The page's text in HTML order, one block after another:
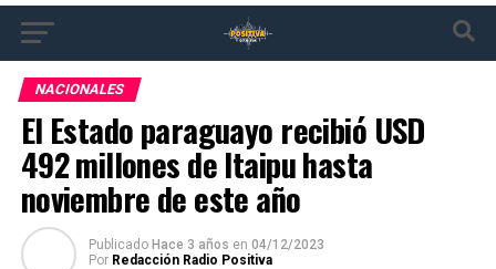
NACIONALES
El Estado paraguayo recibió USD
492 millones de Itaipu hasta
noviembre de este año
Publicado Hace 3 años en 04/12/2023
Por Redacción Radio Positiva